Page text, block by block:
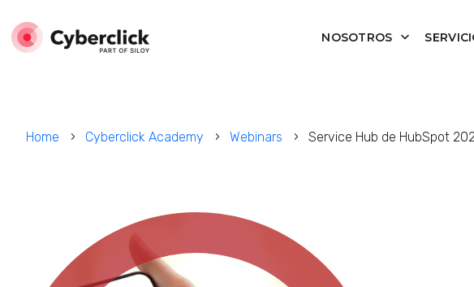
NOSOTROS
Home Cyberclick Academy Webinars Service Hub de HubSpot